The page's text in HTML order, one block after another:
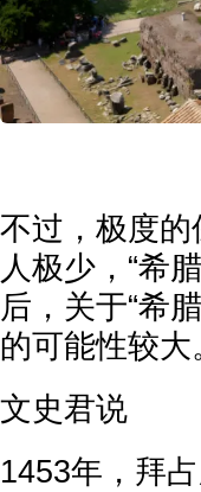
不过，极度
人极少，“希
后，关于“希
的可能性较大
文史君说
1453年，拜